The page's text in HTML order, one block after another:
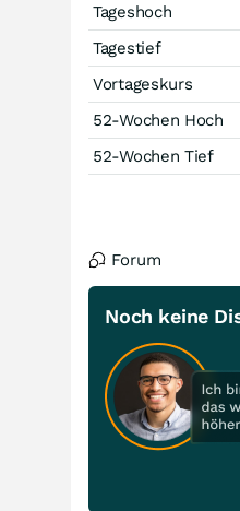
Tageshoch
Tagestief
Vortageskurs
52-Wochen Hoch
52-Wochen Tief
Forum
Noch keine